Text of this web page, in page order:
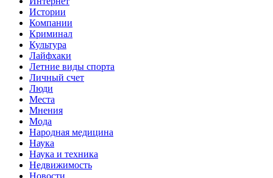
Истории
Компании
Криминал
Культура
Лайфхаки
Летние виды спорта
Личный счет
Люди
Места
Мнения
Мода
Народная медицина
Наука
Наука и техника
Недвижимость
Новости